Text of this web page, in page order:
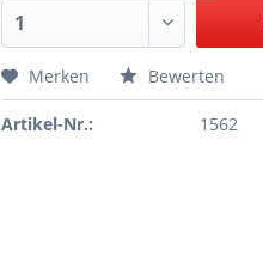
Merken Bewerten
Artikel-Nr.: 1562